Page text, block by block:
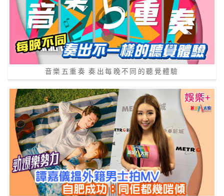
音樂五重奏 奏出每晚不同的聽覺體驗